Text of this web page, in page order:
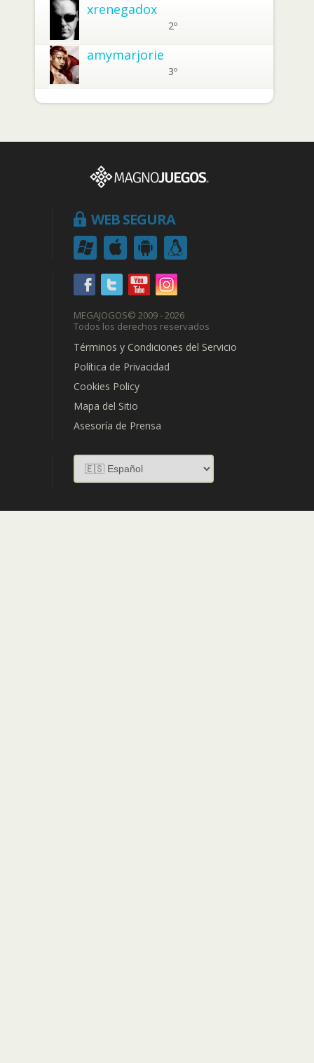
xrenegadox
2º
amymarjorie
3º
WEB SEGURA
MEGAJOGOS© 2009 - 2026
Todos los derechos reservados
Términos y Condiciones del Servicio
Política de Privacidad
Cookies Policy
Mapa del Sitio
Asesoría de Prensa